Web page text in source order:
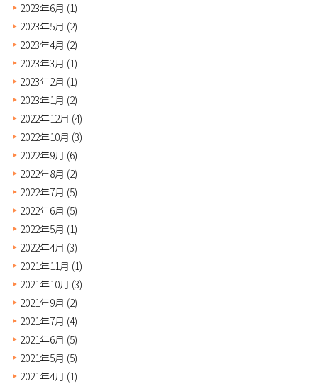
2023年6月 (1)
2023年5月 (2)
2023年4月 (2)
2023年3月 (1)
2023年2月 (1)
2023年1月 (2)
2022年12月 (4)
2022年10月 (3)
2022年9月 (6)
2022年8月 (2)
2022年7月 (5)
2022年6月 (5)
2022年5月 (1)
2022年4月 (3)
2021年11月 (1)
2021年10月 (3)
2021年9月 (2)
2021年7月 (4)
2021年6月 (5)
2021年5月 (5)
2021年4月 (1)